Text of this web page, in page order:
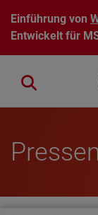
Direkt zum Inhalt
Einführung von
Entwickelt für
Close